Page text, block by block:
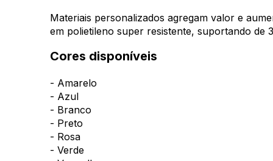
Materiais personalizados agregam valor e
em polietileno super resistente, suportando de
Cores disponíveis
- Amarelo
- Azul
- Branco
- Preto
- Rosa
- Verde